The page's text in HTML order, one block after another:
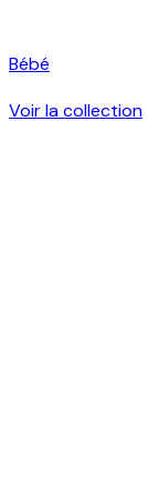
Bébé
Voir la collection